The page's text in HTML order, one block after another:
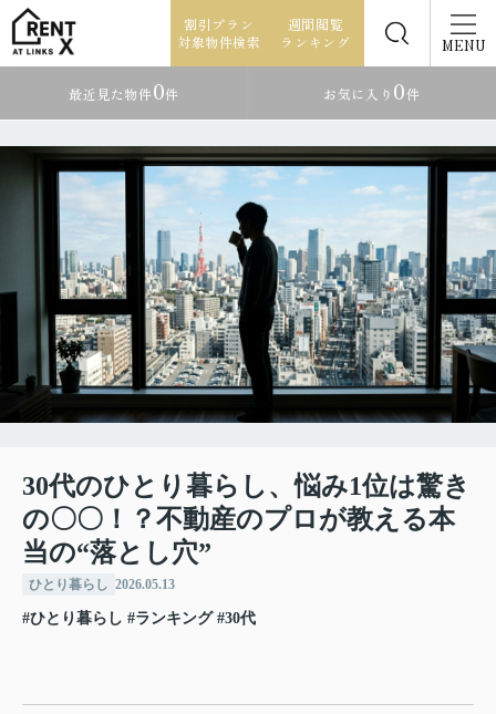
割引プラン
対象物件検索
週間閲覧
ランキング
MENU
最近見た物件0件 お気に入り 0件
30代のひとり暮らし、悩み1位は驚き
の〇〇！？不動産のプロが教える本
当の“落とし穴”
ひとり暮らし 2026.05.13
#ひとり暮らし #ランキング #30代